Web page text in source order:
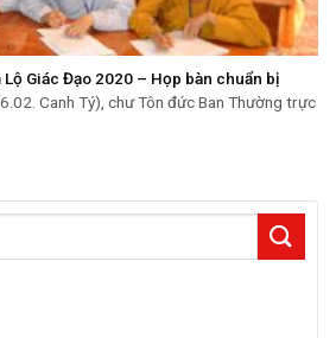
Lộ Giác Đạo 2020 – Họp bàn chuẩn bị
Canh Tý), chư Tôn đức Ban Thường trực